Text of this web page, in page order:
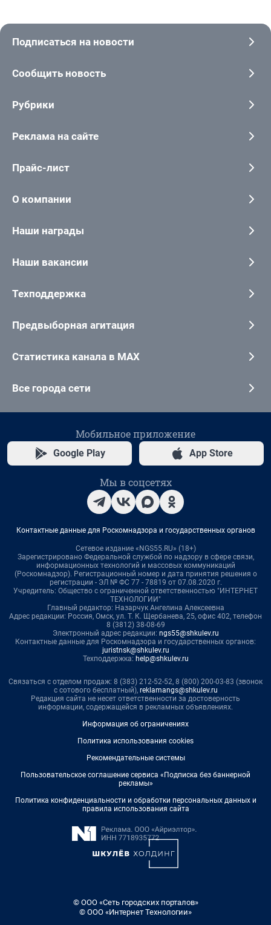
Подписаться на новости
Сообщить новость
Рубрики
Реклама на сайте
Прайс-лист
О компании
Наши награды
Наши вакансии
Техподдержка
Предвыборная агитация
Статистика канала в MAX
Все города сети
Мобильное приложение
Google Play App Store
Мы в соцсетях
Контактные данные для Роскомнадзора и государственных органов
Сетевое издание «NGS55.RU» (18+)
Зарегистрировано Федеральной службой по надзору в сфере связи,
информационных технологий и массовых коммуникаций
(Роскомнадзор). Регистрационный номер и дата принятия решения о
регистрации - ЭЛ № ФС 77 - 78819 от 07.08.2020 г.
Учредитель: Общество с ограниченной ответственностью "ИНТЕРНЕТ
ТЕХНОЛОГИИ"
Главный редактор: Назарчук Ангелина Алексеевна
Адрес редакции: Россия, Омск, ул. Т. К. Щербанева, 25, офис 402, телефон
8 (3812) 38-08-69
Электронный адрес редакции: ngs55@shkulev.ru
Контактные данные для Роскомнадзора и государственных органов:
juristnsk@shkulev.ru
Техподдержка: help@shkulev.ru
Связаться с отделом продаж: 8 (383) 212-52-52, 8 (800) 200-03-83 (звонок
с сотового бесплатный), reklamangs@shkulev.ru
Редакция сайта не несет ответственности за достоверность
информации, содержащейся в рекламных объявлениях.
Информация об ограничениях
Политика использования cookies
Рекомендательные системы
Пользовательское соглашение сервиса «Подписка без баннерной
рекламы»
Политика конфиденциальности и обработки персональных данных и
правила использования сайта
© ООО «Сеть городских порталов»
© ООО «Интернет Технологии»